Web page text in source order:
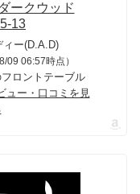
ークウッド
13
ー(D.A.D)
09 06:57時点）
ロントテーブル
ュー・口コミを見